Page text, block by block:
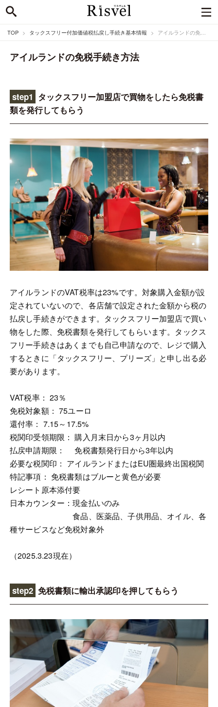
TOP タックスフリー付加価値税払戻し手続き基本情報 アイルランドの免税手続き方法
アイルランドの免税手続き方法
step1 タックスフリー加盟店で買物をしたら免税書
類を発行してもらう
アイルランドのVAT税率は23%です。対象購入金額が設
定されていないので、各店舗で設定された金額から税の
払戻し手続きができます。タックスフリー加盟店で買い
物をした際、免税書類を発行してもらいます。タックス
フリー手続きはあくまでも自己申請なので、レジで購入
するときに「タックスフリー、プリーズ」と申し出る必
要があります。
VAT税率： 23％
免税対象額： 75ユーロ
還付率： 7.15～17.5%
税関印受領期限： 購入月末日から3ヶ月以内
払戻申請期限： 免税書類発行日から3年以内
必要な税関印： アイルランドまたはEU圏最終出国税関
特記事項： 免税書類はブルーと黄色が必要
レシート原本添付要
日本カウンター：現金払いのみ
食品、医薬品、子供用品、オイル、各
種サービスなど免税対象外
（2025.3.23現在）
step2 免税書類に輸出承認印を押してもらう